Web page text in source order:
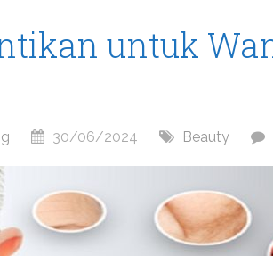
untuk
30/06/2024 Beauty